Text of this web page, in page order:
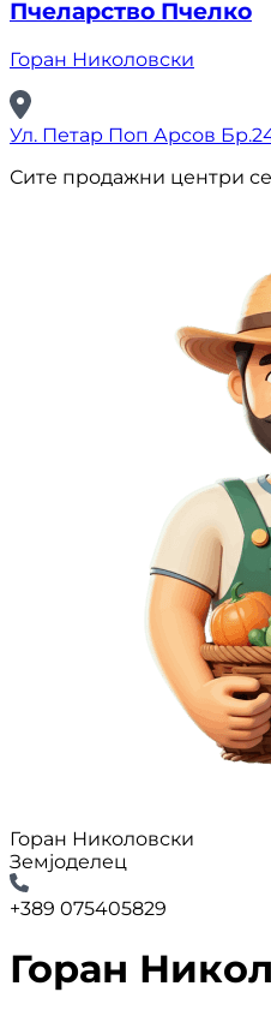
Пчеларство Пчелко
Горан Николовски
Ул. Петар Поп Арсов
Сите продажни центри
Горан Николовски
Земјоделец
+389 075405829
Горан